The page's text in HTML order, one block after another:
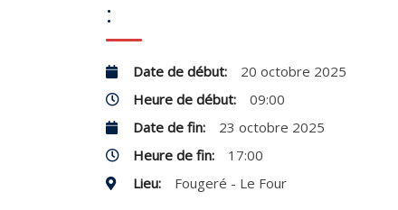
:
Date de début:
20 octobre 2025
Heure de début:
09:00
Date de fin:
23 octobre 2025
Heure de fin:
17:00
Lieu:
Fougeré - Le Four